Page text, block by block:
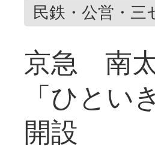
民鉄・公営・三
京急 南
「ひとい
開設